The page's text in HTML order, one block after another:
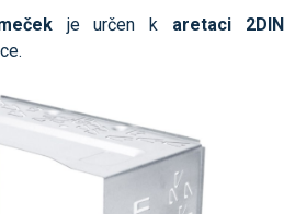
je určen k aretaci 2DIN